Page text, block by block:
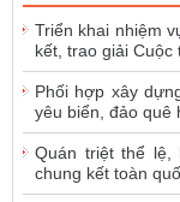
Triển khai nhiệm
kết, trao giải Cuộc
Phối hợp xây
yêu biển, đảo quê
Quán triệt thể lệ,
chung kết toàn